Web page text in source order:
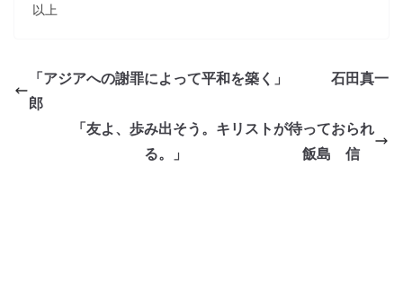
以上
「アジアへの謝罪によって平和を築く」 石田真一
郎
「友よ、歩み出そう。キリストが待っておられ
る。」 飯島 信